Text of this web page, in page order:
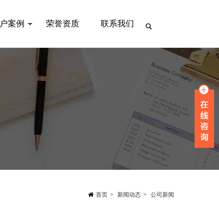
案例 荣誉资质 联系我们
首页 > 新闻动态 > 公司新闻